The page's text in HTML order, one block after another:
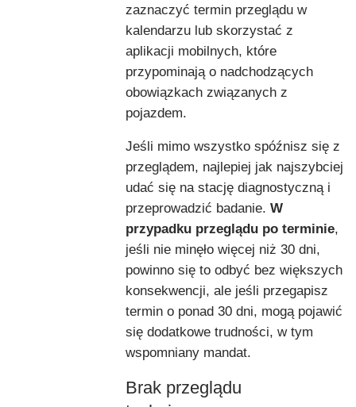
zaznaczyć termin przeglądu w
kalendarzu lub skorzystać z
aplikacji mobilnych, które
przypominają o nadchodzących
obowiązkach związanych z
pojazdem.
Jeśli mimo wszystko spóźnisz się z
przeglądem, najlepiej jak najszybciej
udać się na stację diagnostyczną i
przeprowadzić badanie. W
przypadku przeglądu po terminie,
jeśli nie minęło więcej niż 30 dni,
powinno się to odbyć bez większych
konsekwencji, ale jeśli przegapisz
termin o ponad 30 dni, mogą pojawić
się dodatkowe trudności, w tym
wspomniany mandat.
Brak przeglądu